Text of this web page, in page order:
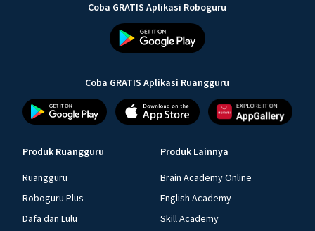
Coba GRATIS Aplikasi Roboguru
Coba GRATIS Aplikasi Ruangguru
Produk Ruangguru
Ruangguru
Roboguru Plus
Dafa dan Lulu
Produk Lainnya
Brain Academy Online
English Academy
Skill Academy